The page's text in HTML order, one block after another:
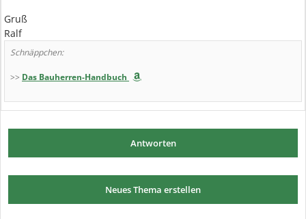
Gruß
Ralf
Schnäppchen:
>> Das Bauherren-Handbuch
Antworten
Neues Thema erstellen